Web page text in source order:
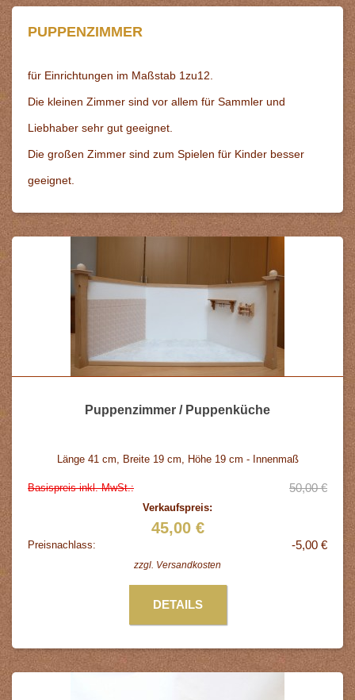
PUPPENZIMMER
für Einrichtungen im Maßstab 1zu12.
Die kleinen Zimmer sind vor allem für Sammler und
Liebhaber sehr gut geeignet.
Die großen Zimmer sind zum Spielen für Kinder besser
geeignet.
Puppenzimmer / Puppenküche
Länge 41 cm, Breite 19 cm, Höhe 19 cm - Innenmaß
Basispreis inkl. MwSt.: 50,00 €
Verkaufspreis:
45,00 €
Preisnachlass: -5,00 €
zzgl. Versandkosten
DETAILS